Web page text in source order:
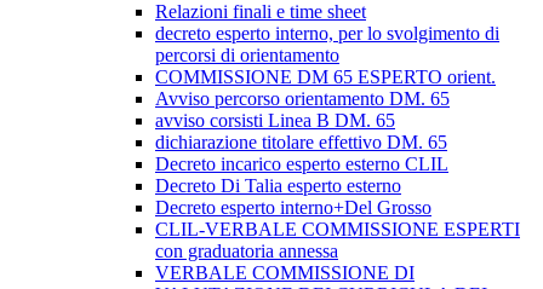
Relazioni finali e time sheet
decreto esperto interno, per lo svolgimento di
percorsi di orientamento
COMMISSIONE DM 65 ESPERTO orient.
Avviso percorso orientamento DM. 65
avviso corsisti Linea B DM. 65
dichiarazione titolare effettivo DM. 65
Decreto incarico esperto esterno CLIL
Decreto Di Talia esperto esterno
Decreto esperto interno+Del Grosso
CLIL-VERBALE COMMISSIONE ESPERTI
con graduatoria annessa
VERBALE COMMISSIONE DI